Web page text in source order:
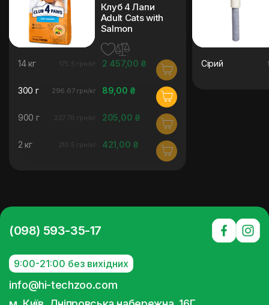
Клуб 4 Лапи
Adult Cats with
Salmon
2 457,00 ₴
14 кг 175.5 грн/кг
89,00 ₴
300 г 296.67 грн/кг
205,00 ₴
900 г 227.78 грн/кг
421,00 ₴
2 кг 210.5 грн/кг
Сірий
(098) 593-35-17
9:00-21:00 без вихідних
info@hi-techzoo.com